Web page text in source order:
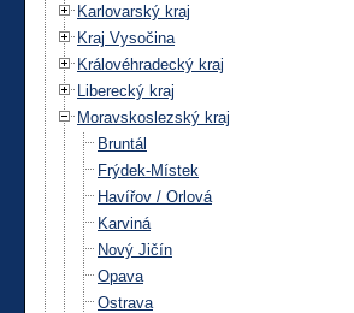
Karlovarský kraj
Kraj Vysočina
Královéhradecký kraj
Liberecký kraj
Moravskoslezský kraj
Bruntál
Frýdek-Místek
Havířov / Orlová
Karviná
Nový Jičín
Opava
Ostrava